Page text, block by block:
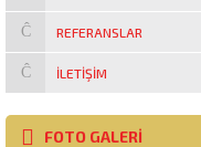
REFERANSLAR
İLETIŞIM
FOTO GALERİ